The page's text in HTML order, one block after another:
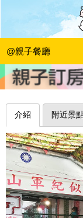
@親子餐廳
注意！三
二營本部連
魚兒 x 牽手明太子的
介紹 附近景